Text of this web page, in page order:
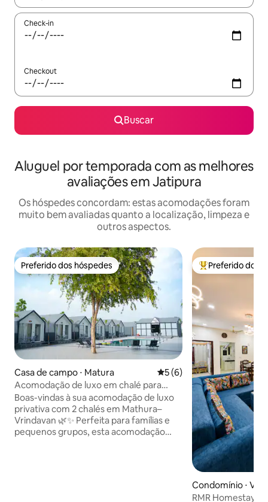
Check-in
Checkout
Buscar
Aluguel por temporada com as melhores
avaliações em Jatipura
Os hóspedes concordam: estas acomodações foram
muito bem avaliadas quanto a localização, limpeza e
outros aspectos.
Preferido dos hóspedes
Preferido dos hóspedes
Casa de campo ⋅ Matura 5 de uma avaliação média
5 (6)
Acomodação de luxo em chalé para
famílias | 2 quartos à beira da piscina em
Mathura
Boas-vindas à sua acomodação de luxo
privativa com 2 chalés em Mathura–
Vrindavan 🌿✨ Perfeita para famílias e
pequenos grupos, esta acomodação
Entre os
Preferido dos
Condomínio ⋅
RMR Homestays